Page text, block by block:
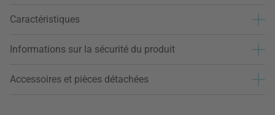
Caractéristiques
Informations sur la sécurité du produit
Accessoires et pièces détachées